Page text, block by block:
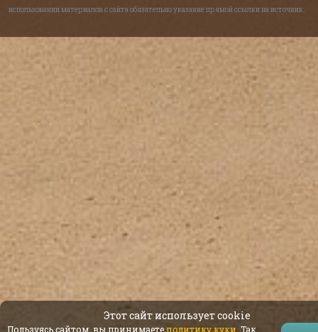
использовании материалов с сайта обязательно указание прямой ссылки на источник.
Этот сайт использует cookie
Пользуясь сайтом, вы принимаетеполитику куки . Так